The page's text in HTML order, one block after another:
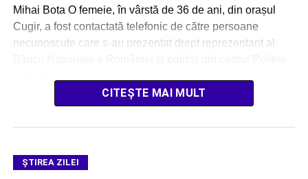
Mihai Bota O femeie, în vârstă de 36 de ani, din orașul
Cugir, a fost contactată telefonic de către persoane
necunoscute care s-au prezentat drept reprezentant al
CITEȘTE MAI MULT
ŞTIREA ZILEI